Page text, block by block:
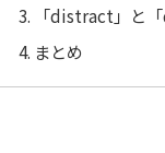
「distract」と
まとめ